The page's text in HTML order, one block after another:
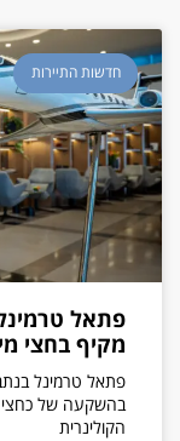
חדשות התיירות
פתאל
מקיף בחצי
פתאל טרמינל
בהשקעה של כחצי
הקולינרית